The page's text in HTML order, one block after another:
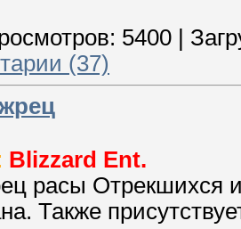
5400
(37)
Blizzard Ent.
расы Отрекшихся
Также